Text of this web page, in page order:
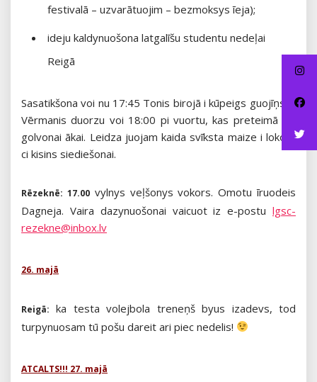
festivalā – uzvarātuojim – bezmoksys īeja);
ideju kaldynuošona latgalīšu studentu nedeļai
Reigā
Sasatikšona voi nu 17:45 Tonis birojā i kūpeigs guojīņs iz
Vērmanis duorzu voi 18:00 pi vuortu, kas preteimā LU
golvonai ākai. Leidza juojam kaida svīksta maize i lokots
ci kisins siediešonai.
Rēzeknē: 17.00vylnys veļšonys vokors. Omotu īruodeis
Dagneja. Vaira dazynuošonai vaicuot iz e-postu lgsc-
rezekne@inbox.lv
26. majā
Reigā: ka testa volejbola treneņš byus izadevs, tod
turpynuosam tū pošu dareit ari piec nedelis!
ATCALTS!!! 27. majā